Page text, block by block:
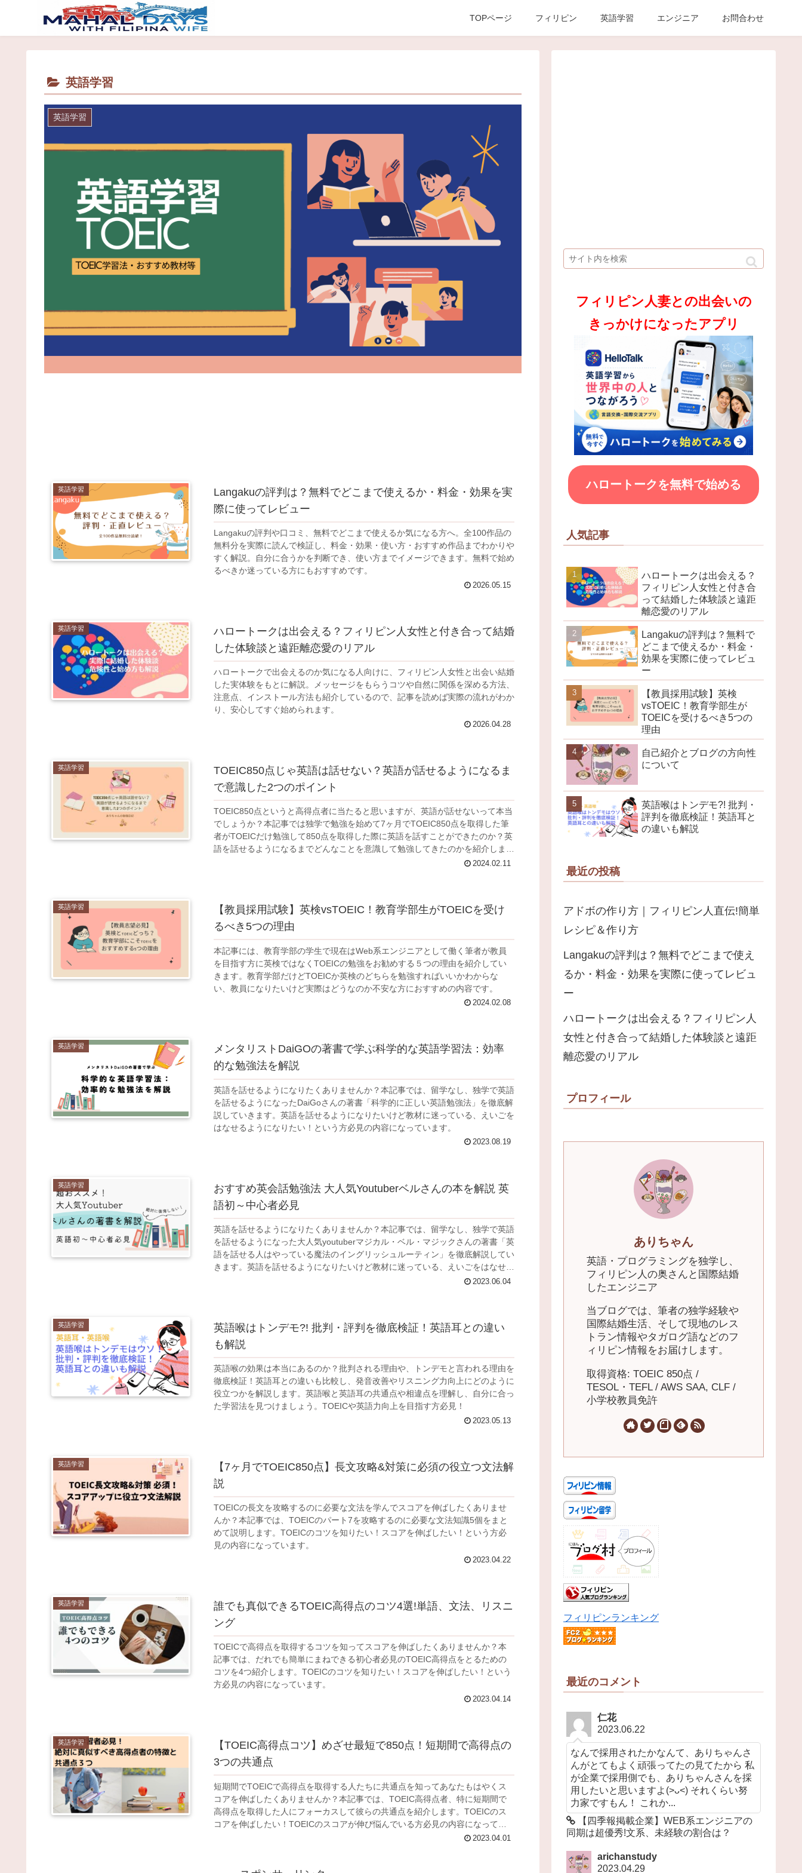
TOPページ フィリピン 英語学習 エンジニア お問合わせ
英語学習
英語学習
英語学習
Langakuの評判は？無料でどこまで使えるか・料金・効果を実
際に使ってレビュー
Langakuの評判や口コミ、無料でどこまで使えるか気になる方へ。全100作品の
無料分を実際に読んで検証し、料金・効果・使い方・おすすめ作品までわかりや
すく解説。自分に合うかを判断でき、使い方までイメージできます。無料で始め
るべきか迷っている方にもおすすめです。
2026.05.15
英語学習
ハロートークは出会える？フィリピン人女性と付き合って結婚
した体験談と遠距離恋愛のリアル
ハロートークで出会えるのか気になる人向けに、フィリピン人女性と出会い結婚
した実体験をもとに解説。メッセージをもらうコツや自然に関係を深める方法、
注意点、インストール方法も紹介しているので、記事を読めば実際の流れがわか
り、安心してすぐ始められます。
2026.04.28
英語学習
TOEIC850点じゃ英語は話せない？英語が話せるようになるま
で意識した2つのポイント
TOEIC850点というと高得点者に当たると思いますが、英語が話せないって本当
でしょうか？本記事では独学で勉強を始めて7ヶ月でTOEIC850点を取得した筆
者がTOEICだけ勉強して850点を取得した際に英語を話すことができたのか？英
語を話せるようになるまでどんなことを意識して勉強してきたのかを紹介しま
2024.02.11
英語学習
【教員採用試験】英検vsTOEIC！教育学部生がTOEICを受け
るべき5つの理由
本記事には、教育学部の学生で現在はWeb系エンジニアとして働く筆者が教員
を目指す方に英検ではなくTOEICの勉強をお勧めする５つの理由を紹介してい
きます。教育学部だけどTOEICか英検のどちらを勉強すればいいかわからな
い、教員になりたいけど実際はどうなのか不安な方におすすめの内容です。
2024.02.08
英語学習
メンタリストDaiGOの著書で学ぶ科学的な英語学習法：効率
的な勉強法を解説
英語を話せるようになりたくありませんか？本記事では、留学なし、独学で英語
を話せるようになったDaiGoさんの著書「科学的に正しい英語勉強法」を徹底解
説していきます。英語を話せるようになりたいけど教材に迷っている、えいごを
はなせるようになりたい！という方必見の内容になっています。
2023.08.19
英語学習
おすすめ英会話勉強法 大人気Youtuberベルさんの本を解説 英
語初～中心者必見
英語を話せるようになりたくありませんか？本記事では、留学なし、独学で英語
を話せるようになった大人気youtuberマジカル・ベル・マジックさんの著書「英
語を話せる人はやっている魔法のイングリッシュルーティン」を徹底解説してい
きます。英語を話せるようになりたいけど教材に迷っている、えいごをはなせる
2023.06.04
英語学習
英語喉はトンデモ?! 批判・評判を徹底検証！英語耳との違い
も解説
英語喉の効果は本当にあるのか？批判される理由や、トンデモと言われる理由を
徹底検証！英語耳との違いも比較し、発音改善やリスニング力向上にどのように
役立つかを解説します。英語喉と英語耳の共通点や相違点を理解し、自分に合っ
た学習法を見つけましょう。TOEICや英語力向上を目指す方必見！
2023.05.13
英語学習
【7ヶ月でTOEIC850点】長文攻略&対策に必須の役立つ文法解
説
TOEICの長文を攻略するのに必要な文法を学んでスコアを伸ばしたくありませ
んか？本記事では、TOEICのパート7を攻略するのに必要な文法知識5個をまと
めて説明します。TOEICのコツを知りたい！スコアを伸ばしたい！という方必
見の内容になっています。
2023.04.22
英語学習
誰でも真似できるTOEIC高得点のコツ4選!単語、文法、リスニ
ング
TOEICで高得点を取得するコツを知ってスコアを伸ばしたくありませんか？本
記事では、だれでも簡単にまねできる初心者必見のTOEIC高得点をとるための
コツを4つ紹介します。TOEICのコツを知りたい！スコアを伸ばしたい！という
方必見の内容になっています。
2023.04.14
英語学習
【TOEIC高得点コツ】めざせ最短で850点！短期間で高得点の
3つの共通点
短期間でTOEICで高得点を取得する人たちに共通点を知ってあなたもはやくス
コアを伸ばしたくありませんか？本記事では、TOEIC高得点者、特に短期間で
高得点を取得した人にフォーカスして彼らの共通点を紹介します。TOEICのス
コアを伸ばしたい！TOEICのスコアが伸び悩んでいる方必見の内容になってい
2023.04.01
フィリピン人妻との出会いの
きっかけになったアプリ
ハロートークを無料で始める
人気記事
ハロートークは出会える？
フィリピン人女性と付き合
って結婚した体験談と遠距
離恋愛のリアル
Langakuの評判は？無料で
どこまで使えるか・料金・
効果を実際に使ってレビュ
ー
【教員採用試験】英検
vsTOEIC！教育学部生が
TOEICを受けるべき5つの
理由
自己紹介とブログの方向性
について
英語喉はトンデモ?! 批判・
評判を徹底検証！英語耳と
の違いも解説
最近の投稿
アドボの作り方｜フィリピン人直伝!簡単
レシピ＆作り方
Langakuの評判は？無料でどこまで使え
るか・料金・効果を実際に使ってレビュ
ー
ハロートークは出会える？フィリピン人
女性と付き合って結婚した体験談と遠距
離恋愛のリアル
プロフィール
ありちゃん
英語・プログラミングを独学し、
フィリピン人の奥さんと国際結婚
したエンジニア
当ブログでは、筆者の独学経験や
国際結婚生活、そして現地のレス
トラン情報やタガログ語などのフ
ィリピン情報をお届けします。
取得資格: TOEIC 850点 /
TESOL・TEFL / AWS SAA, CLF /
小学校教員免許
フィリピンランキング
最近のコメント
仁花
2023.06.22
なんで採用されたかなんて、ありちゃんさ
んがとてもよく頑張ってたの見てたから 私
が企業で採用側でも、ありちゃんさんを採
用したいと思いますよ(>ᴗ<) それくらい努
力家ですもん！ これか...
【四季報掲載企業】WEB系エンジニアの
同期は超優秀!文系、未経験の割合は？
arichanstudy
2023.04.29